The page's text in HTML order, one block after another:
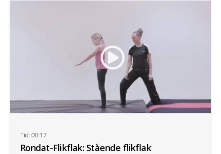
Rondat-Flikflak: Stående flikflak
Tid: 00:17